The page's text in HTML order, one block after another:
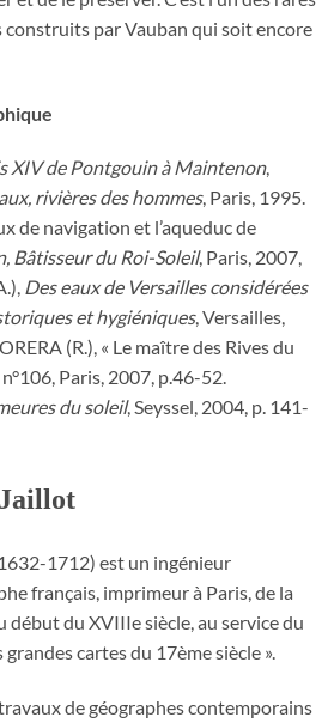
par Vauban qui soit encore
XIV de Pontgouin à Maintenon,
rivières des hommes, Paris, 1995.
de navigation et l’aqueduc de
Bâtisseur du Roi-Soleil, Paris, 2007,
Des eaux de Versailles considérées
et hygiéniques, Versailles,
(R.), « Le maître des Rives du
n°106, Paris, 2007, p.46-52.
du soleil, Seyssel, 2004, p. 141-
1712) est un ingénieur
français, imprimeur à Paris, de la
début du XVIIIe siècle, au service du
grandes cartes du 17ème siècle ».
de géographes contemporains